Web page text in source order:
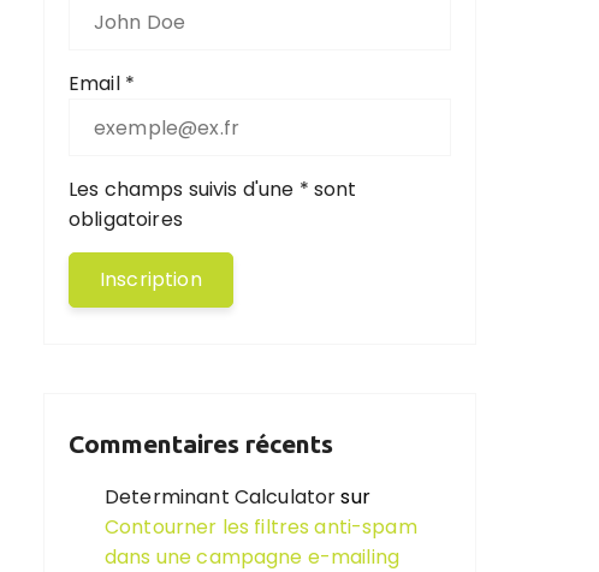
Email *
Les champs suivis d'une * sont
obligatoires
Commentaires récents
Determinant Calculatorsur
Contourner les filtres anti-spam
dans une campagne e-mailing